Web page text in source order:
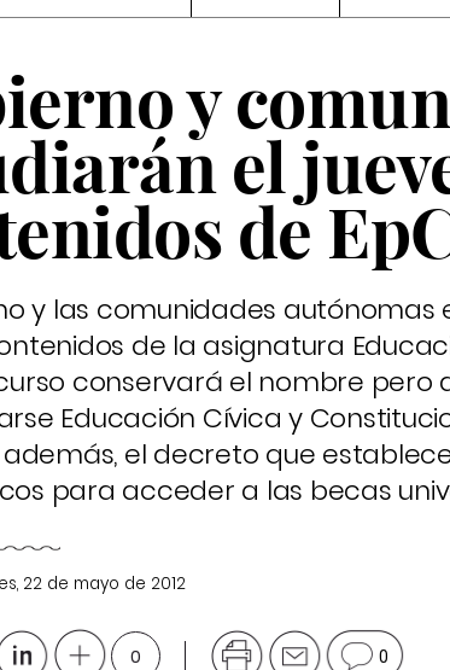
y
el
de
y las comunidades autónomas
de la asignatura
conservará el nombre pero
Educación Cívica y
el decreto que
para acceder a las becas
22 de mayo de 2012
0 0